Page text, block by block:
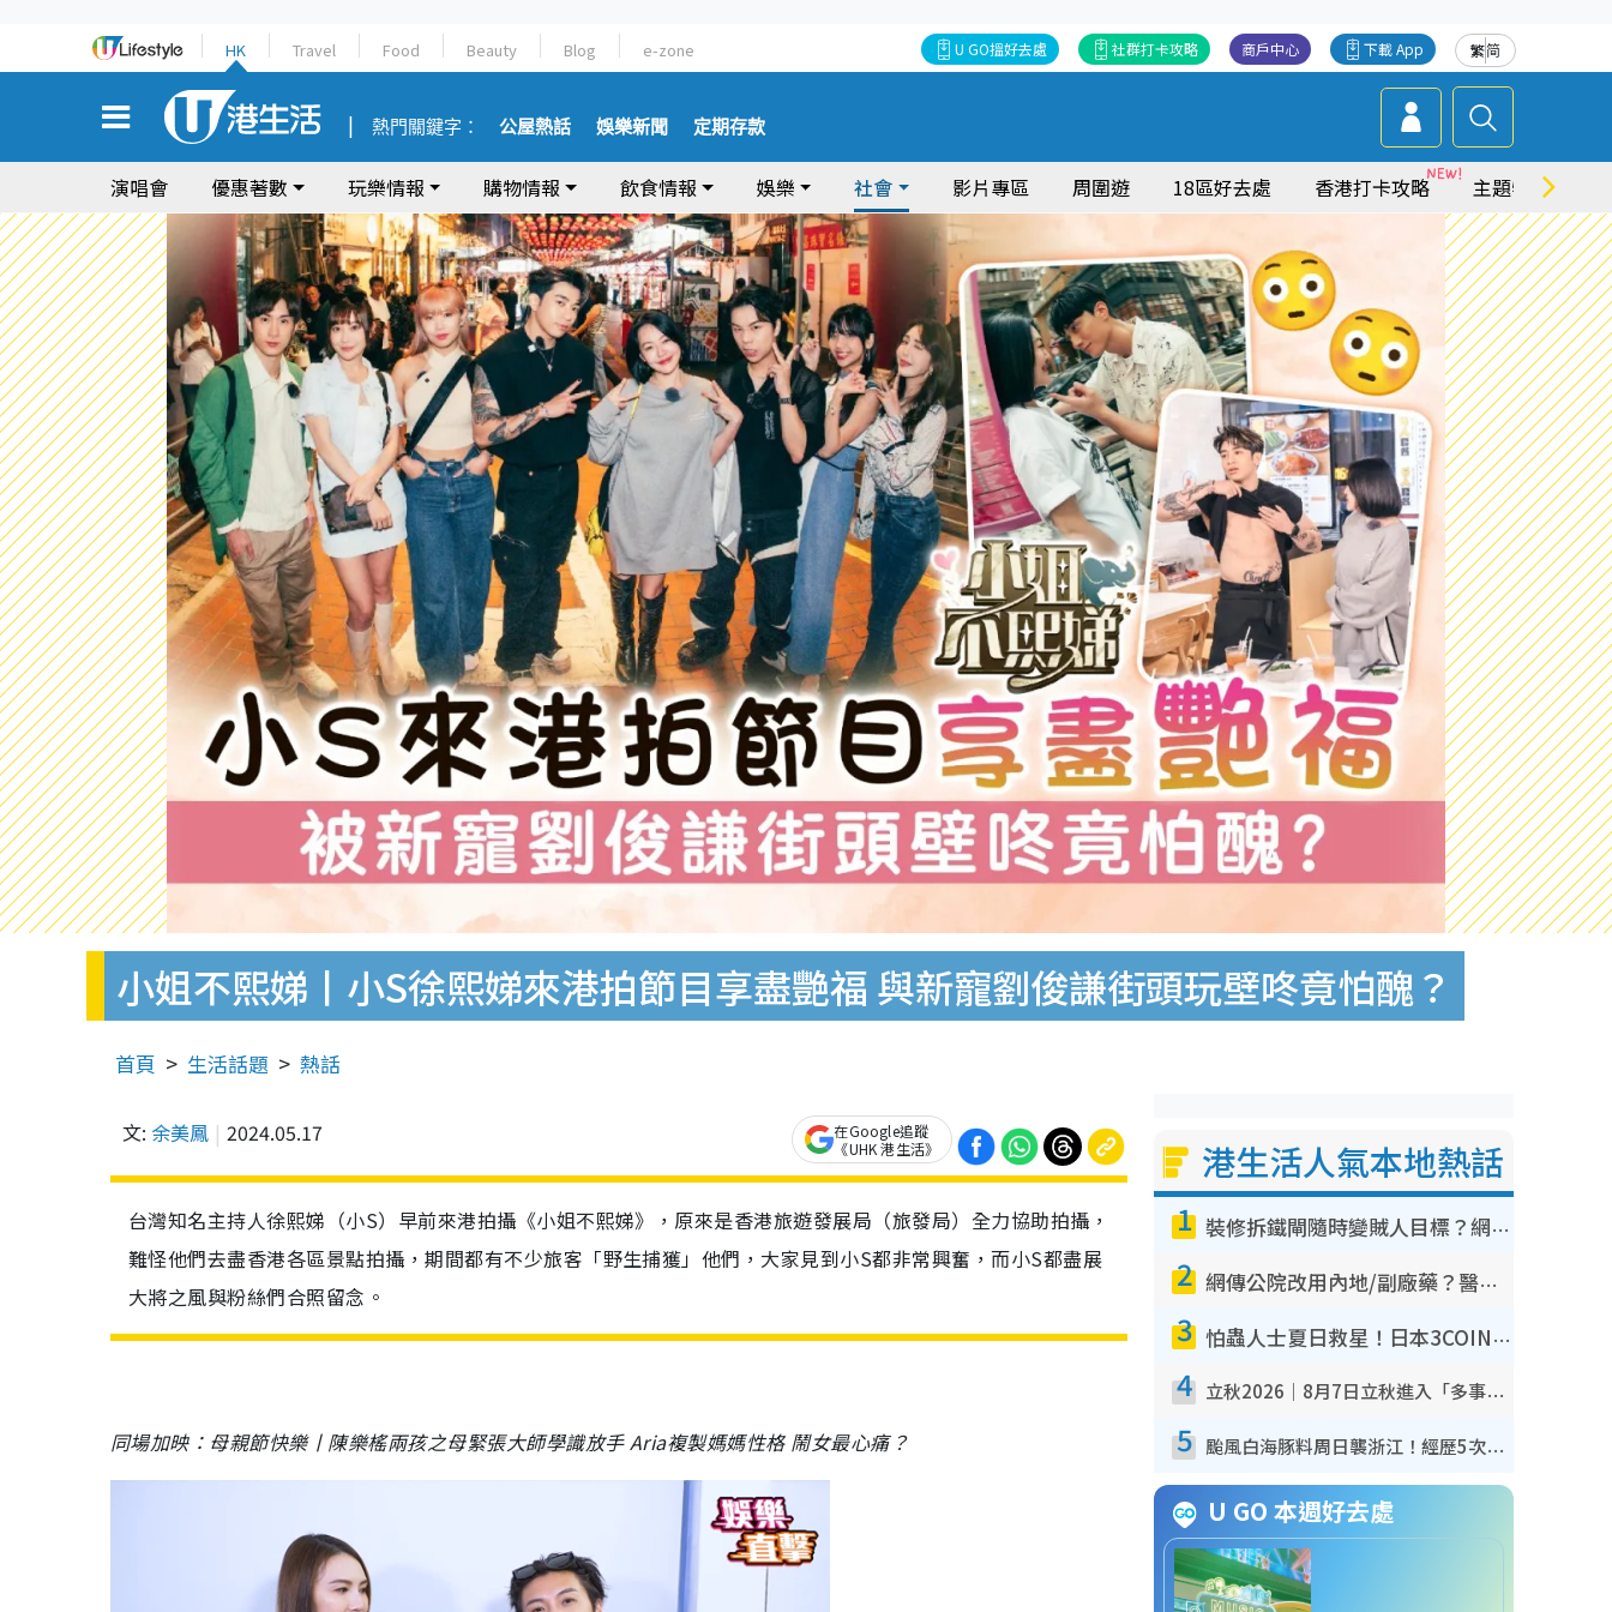
HK Travel Food Beauty Blog e-zone 繁简
下載 App
商戶中心
社群打卡攻略
U GO搵好去處
熱門關鍵字： 公屋熱話 娛樂新聞 定期存款
演唱會 優惠著數 玩樂情報 購物情報 飲食情報 娛樂 社會 影片專區 周圍遊 18區好去處 香港打卡攻略 主題特集
小姐不熙娣丨小S徐熙娣來港拍節目享盡艷福 與新寵劉俊謙街頭玩壁咚竟怕醜？
首頁 生活話題 熱話
文: 余美鳳 2024.05.17
在Google追蹤
《UHK 港生活》
台灣知名主持人徐熙娣（小S）早前來港拍攝《小姐不熙娣》，原來是香港旅遊發展局（旅發局）全力協助拍攝，
難怪他們去盡香港各區景點拍攝，期間都有不少旅客「野生捕獲」他們，大家見到小S都非常興奮，而小S都盡展
大將之風與粉絲們合照留念。
同場加映：母親節快樂丨陳樂榣兩孩之母緊張大師學識放手 Aria複製媽媽性格 鬧女最心痛？
港生活人氣本地熱話
1 裝修拆鐵閘隨時變賊人目標？網民揭2大關鍵用途：裝新式等於白裝？附新舊鐵閘分別
2 網傳公院改用內地/副廠藥？醫生拆解正副廠分別 揭4類人換藥隨時出事
3 怕蟲人士夏日救星！日本3COINS爆紅驅蟲神器$45起 1招「全程免觸碰」輕鬆搞定小強
4 立秋2026｜8月7日立秋進入「多事之秋」 3件事唔做得！專家教6招開運 清枱頭／銀包納氣接好運
5 颱風白海豚料周日襲浙江！經歷5次「眼牆置換」極罕見 成登陸內地最長途颱風
U GO 本週好去處